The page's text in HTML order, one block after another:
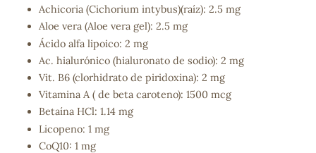
Achicoria (Cichorium intybus)(raíz): 2.5 mg
Aloe vera (Aloe vera gel): 2.5 mg
Ácido alfa lipoico: 2 mg
Ac. hialurónico (hialuronato de sodio): 2 mg
Vit. B6 (clorhidrato de piridoxina): 2 mg
Vitamina A ( de beta caroteno): 1500 mcg
Betaína HCl: 1.14 mg
Licopeno: 1 mg
CoQ10: 1 mg